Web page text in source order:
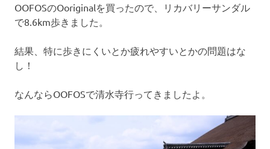
OOFOSのOoriginalを買ったので、リカバリーサンダル
で8.6km歩きました。
結果、特に歩きにくいとか疲れやすいとかの問題はな
し！
なんならOOFOSで清水寺行ってきましたよ。